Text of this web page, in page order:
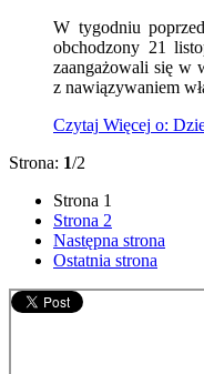
W tygodniu
obchodzony 21
zaangażowali się w
z nawiązywaniem
Czytaj Więcej o:
Strona: 1/2
Strona 1
Strona 2
Następna strona
Ostatnia strona